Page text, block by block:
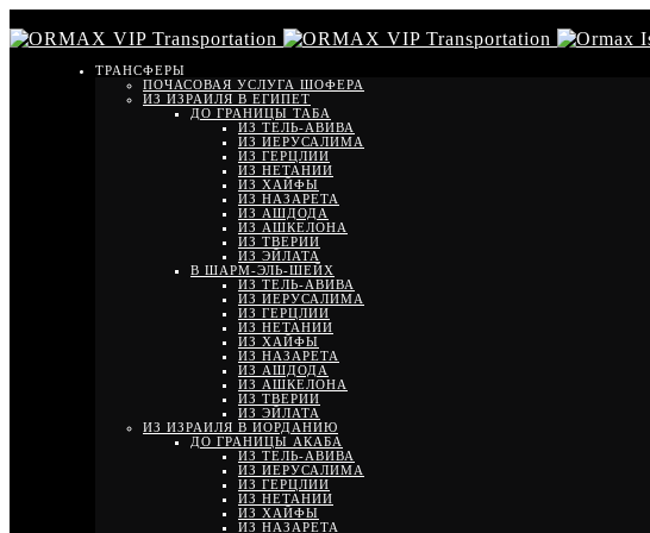
ТРАНСФЕРЫ
ПОЧАСОВАЯ УСЛУГА ШОФЕРА
ИЗ ИЗРАИЛЯ В ЕГИПЕТ
ДО ГРАНИЦЫ ТАБА
ИЗ ТЕЛЬ-АВИВА
ИЗ ИЕРУСАЛИМА
ИЗ ГЕРЦЛИИ
ИЗ НЕТАНИИ
ИЗ ХАЙФЫ
ИЗ НАЗАРЕТА
ИЗ АШДОДА
ИЗ АШКЕЛОНА
ИЗ ТВЕРИИ
ИЗ ЭЙЛАТА
В ШАРМ-ЭЛЬ-ШЕЙХ
ИЗ ТЕЛЬ-АВИВА
ИЗ ИЕРУСАЛИМА
ИЗ ГЕРЦЛИИ
ИЗ НЕТАНИИ
ИЗ ХАЙФЫ
ИЗ НАЗАРЕТА
ИЗ АШДОДА
ИЗ АШКЕЛОНА
ИЗ ТВЕРИИ
ИЗ ЭЙЛАТА
ИЗ ИЗРАИЛЯ В ИОРДАНИЮ
ДО ГРАНИЦЫ АКАБА
ИЗ ТЕЛЬ-АВИВА
ИЗ ИЕРУСАЛИМА
ИЗ ГЕРЦЛИИ
ИЗ НЕТАНИИ
ИЗ ХАЙФЫ
ИЗ НАЗАРЕТА